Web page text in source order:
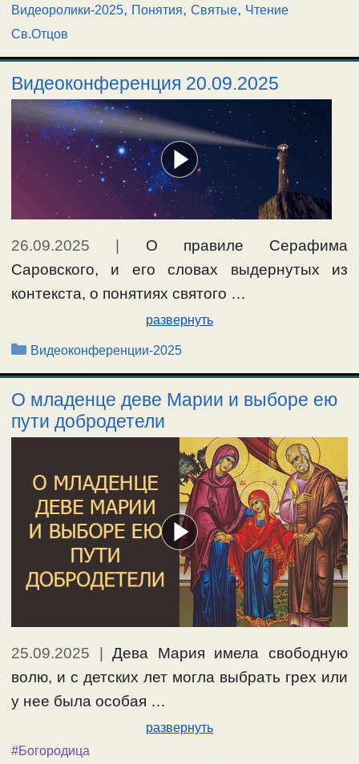
Видеоролики-2025, Понятия, Святые, Чтение
Св.Отцов
Видеоконференция 20.09.2025
26.09.2025
О правиле Серафима
Саровского, и его словах выдернутых из
контекста, о понятиях святого …
развернуть
Рубрики
Видеоконференции-2025
О младенце деве Марии и выборе ею
пути добродетели
25.09.2025 |Дева Мария имела свободную
волю, и с детских лет могла выбрать грех или
у нее была особая …
развернуть
#Богородица